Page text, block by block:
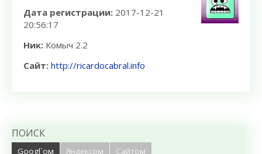
Дата регистрации: 2017-12-21
20:56:17
Ник: Комыч 2.2
Сайт: http://ricardocabral.info
ПОИСК
Googl`ом Яндексом Сайтом